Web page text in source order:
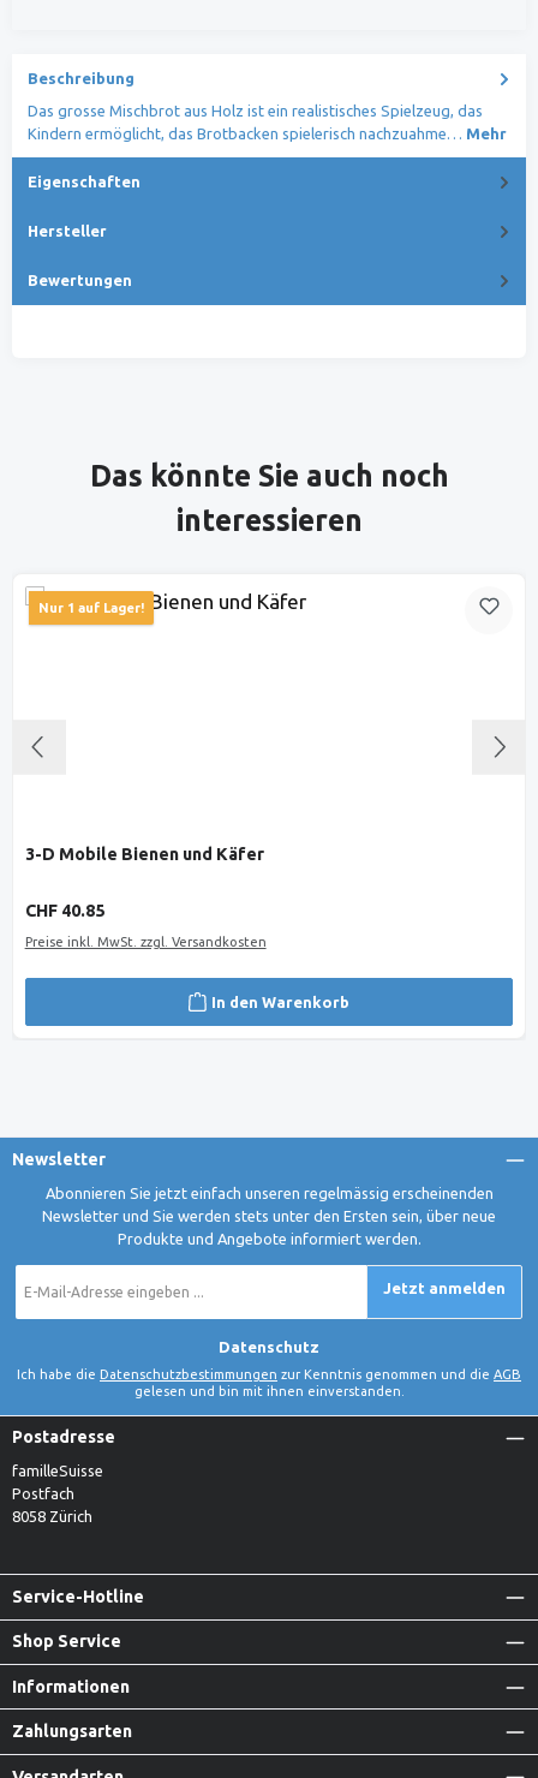
Beschreibung
Das grosse Mischbrot aus Holz ist ein realistisches Spielzeug, das
Kindern ermöglicht, das Brotbacken spielerisch nachzuahme… Mehr
Eigenschaften
Hersteller
Bewertungen
Produktgalerie überspringen
Das könnte Sie auch noch
interessieren
Nur 1 auf Lager!
3-D Mobile Bienen und Käfer
Regulärer Preis:
CHF 40.85
Preise inkl. MwSt. zzgl. Versandkosten
In den Warenkorb
Newsletter
Abonnieren Sie jetzt einfach unseren regelmässig erscheinenden
Newsletter und Sie werden stets unter den Ersten sein, über neue
Produkte und Angebote informiert werden.
Mail-
Jetzt anmelden
Datenschutz
Ich habe die Datenschutzbestimmungen zur Kenntnis genommen und die AGB
gelesen und bin mit ihnen einverstanden.
Postadresse
familleSuisse
Postfach
8058 Zürich
Service-Hotline
Shop Service
Informationen
Zahlungsarten